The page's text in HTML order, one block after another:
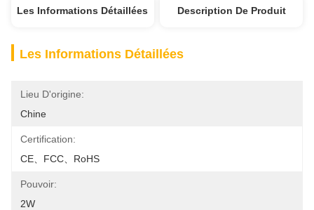
Les Informations Détaillées Description De Produit
Les Informations Détaillées
Lieu D'origine:
Chine
Certification:
CE、FCC、RoHS
Pouvoir:
2W